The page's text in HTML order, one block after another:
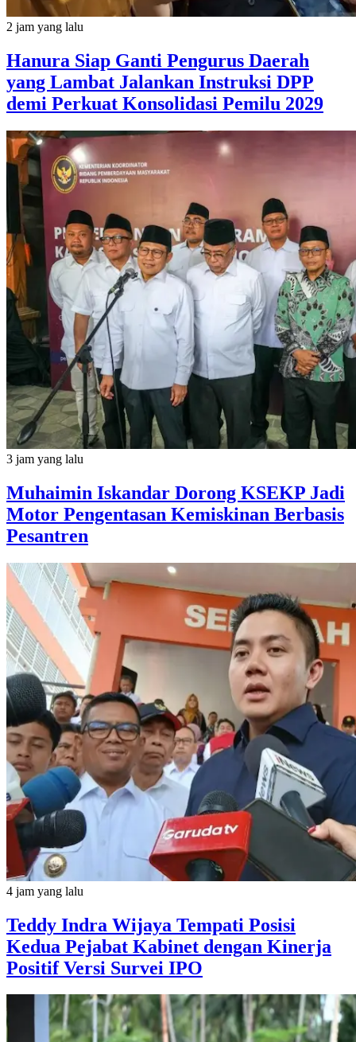
2 jam yang lalu
Hanura Siap Ganti Pengurus Daerah
yang Lambat Jalankan Instruksi DPP
demi Perkuat Konsolidasi Pemilu 2029
3 jam yang lalu
Muhaimin Iskandar Dorong KSEKP Jadi
Motor Pengentasan Kemiskinan Berbasis
Pesantren
4 jam yang lalu
Teddy Indra Wijaya Tempati Posisi
Kedua Pejabat Kabinet dengan Kinerja
Positif Versi Survei IPO